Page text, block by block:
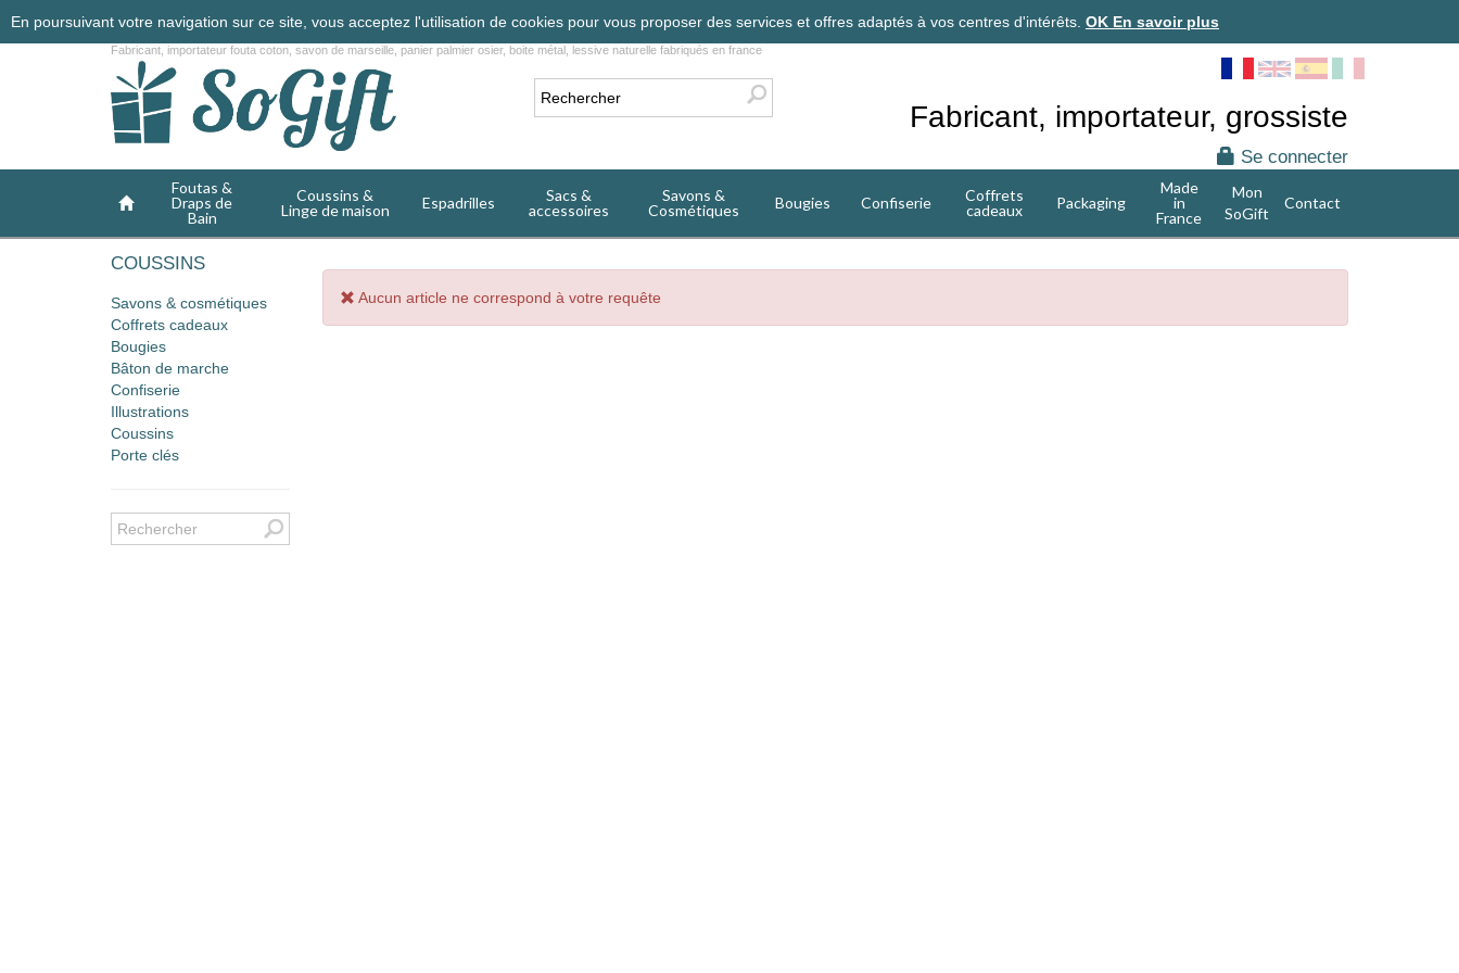
En poursuivant votre navigation sur ce site, vous acceptez l'utilisation de cookies pour vous proposer des services et offres adaptés à vos centres d'intérêts. OK En savoir plus
Fabricant, importateur fouta coton, savon de marseille, panier palmier osier, boite métal, lessive naturelle fabriqués en france
Fabricant, importateur, grossiste
Se connecter
Foutas &
Draps de
Bain
Coussins &
Linge de maison
Espadrilles
Sacs &
accessoires
Savons &
Cosmétiques
Bougies Confiserie
Coffrets
cadeaux
Packaging
Made
in
France
Mon
SoGift
Contact
COUSSINS
Savons & cosmétiques
Coffrets cadeaux
Bougies
Bâton de marche
Confiserie
Illustrations
Coussins
Porte clés
Aucun article ne correspond à votre requête